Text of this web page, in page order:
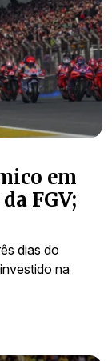
em
FGV;
dias do
na